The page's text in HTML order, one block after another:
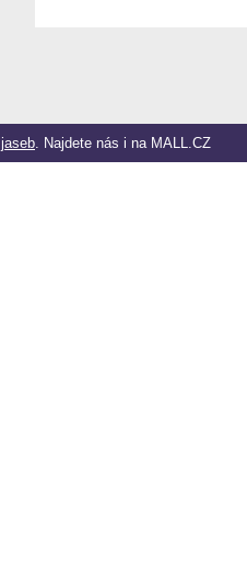
jaseb. Najdete nás i na MALL.CZ